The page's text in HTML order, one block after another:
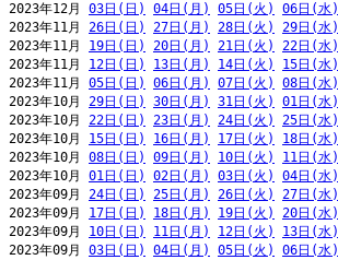
2023年12月 03日(日) 04日(月) 05日(火) 06日(水)
2023年11月 26日(日) 27日(月) 28日(火) 29日(水)
2023年11月 19日(日) 20日(月) 21日(火) 22日(水)
2023年11月 12日(日) 13日(月) 14日(火) 15日(水)
2023年11月 05日(日) 06日(月) 07日(火) 08日(水)
2023年10月 29日(日) 30日(月) 31日(火) 01日(水)
2023年10月 22日(日) 23日(月) 24日(火) 25日(水)
2023年10月 15日(日) 16日(月) 17日(火) 18日(水)
2023年10月 08日(日) 09日(月) 10日(火) 11日(水)
2023年10月 01日(日) 02日(月) 03日(火) 04日(水)
2023年09月 24日(日) 25日(月) 26日(火) 27日(水)
2023年09月 17日(日) 18日(月) 19日(火) 20日(水)
2023年09月 10日(日) 11日(月) 12日(火) 13日(水)
2023年09月 03日(日) 04日(月) 05日(火) 06日(水)